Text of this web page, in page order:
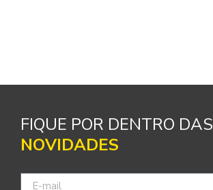
FIQUE POR DENTRO DAS
NOVIDADES